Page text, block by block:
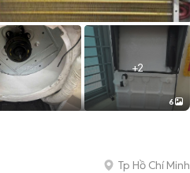
+2
6
Tp Hồ Chí Minh